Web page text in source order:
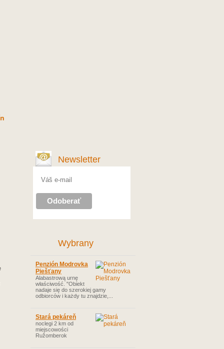
Newsletter
Wybrany
Penzión Modrovka
Piešťany
Alabastrową urnę
właściwość. "Obiekt
nadaje się do szerokiej gamy
odbiorców i każdy tu znajdzie,...
Stará pekáreň
noclegi 2 km od
miejscowości
Ružomberok